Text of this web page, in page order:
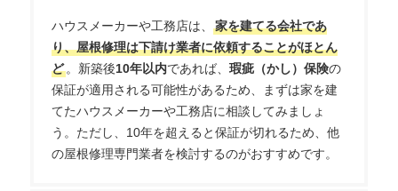
ハウスメーカーや工務店は、家を建てる会社であ
り、屋根修理は下請け業者に依頼することがほとん
ど。新築後10年以内であれば、瑕疵（かし）保険の
保証が適用される可能性があるため、まずは家を建
てたハウスメーカーや工務店に相談してみましょ
う。ただし、10年を超えると保証が切れるため、他
の屋根修理専門業者を検討するのがおすすめです。